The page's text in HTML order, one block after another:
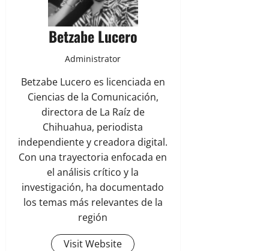
Betzabe Lucero
Administrator
Betzabe Lucero es licenciada en
Ciencias de la Comunicación,
directora de La Raíz de
Chihuahua, periodista
independiente y creadora digital.
Con una trayectoria enfocada en
el análisis crítico y la
investigación, ha documentado
los temas más relevantes de la
región
Visit Website